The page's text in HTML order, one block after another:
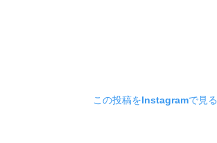
この投稿をInstagramで見る